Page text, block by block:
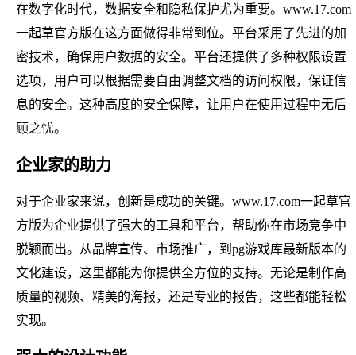
在数字化时代，数据安全和隐私保护尤为重要。www.17.com
一起草官方版在这方面做得非常到位。平台采用了先进的加
密技术，确保用户数据的安全。平台还提供了多种权限设置
选项，用户可以根据需要自由调整文档的访问权限，保证信
息的安全。这种高度的安全保障，让用户在使用过程中无后
顾之忧。
企业家的助力
对于企业家来说，创新是成功的关键。www.17.com一起草官
方版为企业提供了强大的工具和平台，帮助你在市场竞争中
脱颖而出。从品牌宣传、市场推广，到pg游戏库最新版本的
文化建设，这里都能为你提供全方位的支持。无论是制作高
质量的视频、精美的海报，还是专业的报告，这些都能轻松
实现。